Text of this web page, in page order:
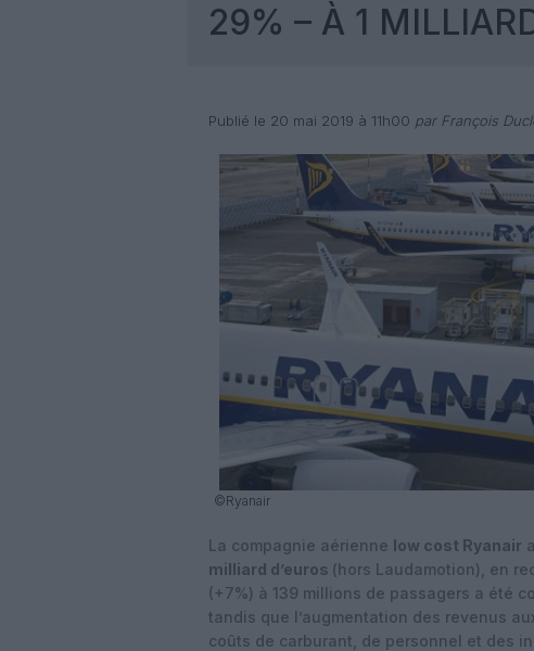
29% – À 1
Publié le 20 mai 2019 à 11h00 par François
©Ryanair
La compagnie aérienne low cost Ryanair
milliard d’euros (hors Laudamotion), en
(+7%) à 139 millions de passagers a été
tandis que l’augmentation des revenus
coûts de carburant, de personnel et des